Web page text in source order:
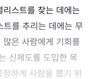
스트를 찾는 데에는
트를 추리는 데에는 무
은 사람에게 기회를
신제도를 도입한 목
정하게 사람을 뽑기 위